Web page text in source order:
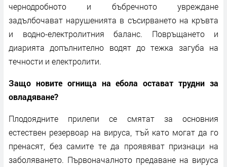
чернодробното и бъбречното увреждане
задълбочават нарушенията в съсирването на кръвта
и водно-електролитния баланс. Повръщането и
диарията допълнително водят до тежка загуба на
течности и електролити.
Защо новите огнища на ебола остават трудни за
овладяване?
Плодоядните прилепи се смятат за основния
естествен резервоар на вируса, тъй като могат да го
пренасят, без самите те да проявяват признаци на
заболяването. Първоначалното предаване на вируса